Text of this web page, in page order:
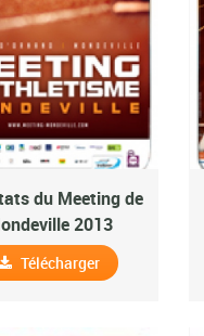
du Meeting de
2013
Télécharger